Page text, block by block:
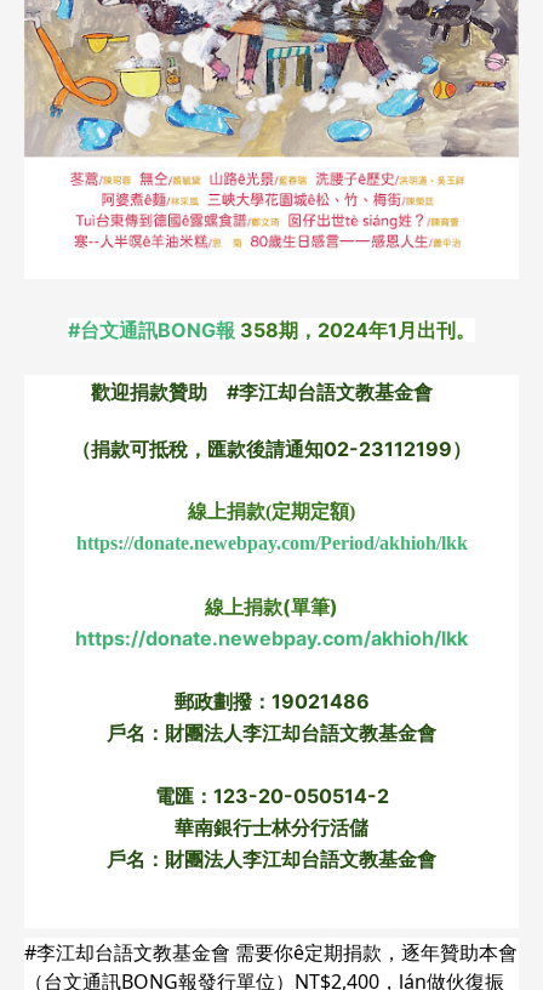
#台文通訊BONG報 358期，2024年1月出刊。
歡迎捐款贊助 #李江却台語文教基金會
（捐款可抵稅，匯款後請通知02-23112199）
線上捐款(定期定額)
https://donate.newebpay.com/Period/akhioh/lkk
線上捐款(單筆)
https://donate.newebpay.com/akhioh/lkk
郵政劃撥：19021486
戶名：財團法人李江却台語文教基金會
電匯：123-20-050514-2
華南銀行士林分行活儲
戶名：財團法人李江却台語文教基金會
#李江却台語文教基金會 需要你ê定期捐款，逐年贊助本會
（台文通訊BONG報發行單位）NT$2,400，lán做伙復振